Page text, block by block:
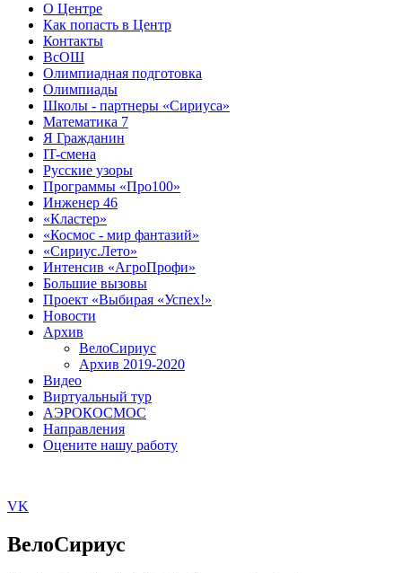
О Центре
Как попасть в Центр
Контакты
ВсОШ
Олимпиадная подготовка
Олимпиады
Школы - партнеры «Сириуса»
Математика 7
Я Гражданин
IT-смена
Русские узоры
Программы «Про100»
Инженер 46
«Кластер»
«Космос - мир фантазий»
«Сириус.Лето»
Интенсив «АгроПрофи»‎
Большие вызовы
Проект «Выбирая «Успех!»
Новости
Архив
ВелоСириус
Архив 2019-2020
Видео
Виртуальный тур
АЭРОКОСМОС
Направления
Оцените нашу работу
VK
ВелоСириус